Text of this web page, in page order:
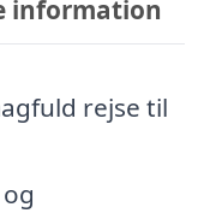
information
rejse til